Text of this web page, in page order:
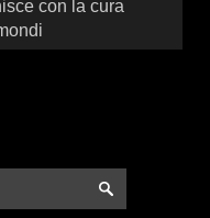
con la cura